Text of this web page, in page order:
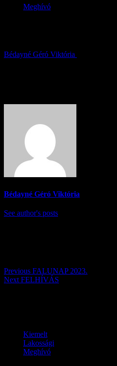
Meghívó
Bédayné Géró Viktória
Bédayné Géró Viktória
See author's posts
Previous FALUNAP 2023.
Next FELHÍVÁS
Kiemelt
Lakossági
Meghívó